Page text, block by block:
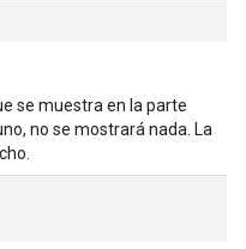
se muestra en la parte
no se mostrará nada. La